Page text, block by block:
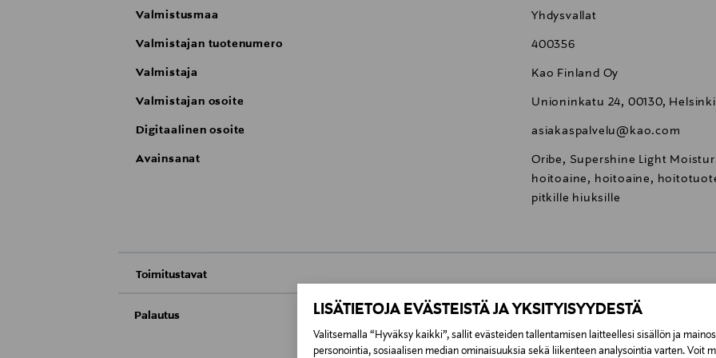
LISÄTIETOJA EVÄSTEISTÄ JA YKSITYISYYDESTÄ
Valitsemalla “Hyväksy kaikki”, sallit evästeiden tallentamisen laitteellesi sisällön ja
personointia, sosiaalisen median ominaisuuksia sekä liikenteen analysointia varten. Voit
Valmistusmaa Yhdysvallat
Valmistajan tuotenumero 400356
Valmistaja Kao Finland Oy
Valmistajan osoite Unioninkatu 24, 00130,
Digitaalinen osoite asiakaspalvelu@kao.com
Avainsanat
Oribe, Supershine Light
hoitoaine, hoitoaine,
pitkille hiuksille
Toimitustavat
0,00 €
Toimitus automaattiin tai noutopisteeseen 0,00 € – 4,90 €
Palautus
Meille on hyvin tärkeää, että olet tyytyväinen tilaukseesi. Voit palauttaa tilaamasi tuotteen 30 vuorokauden